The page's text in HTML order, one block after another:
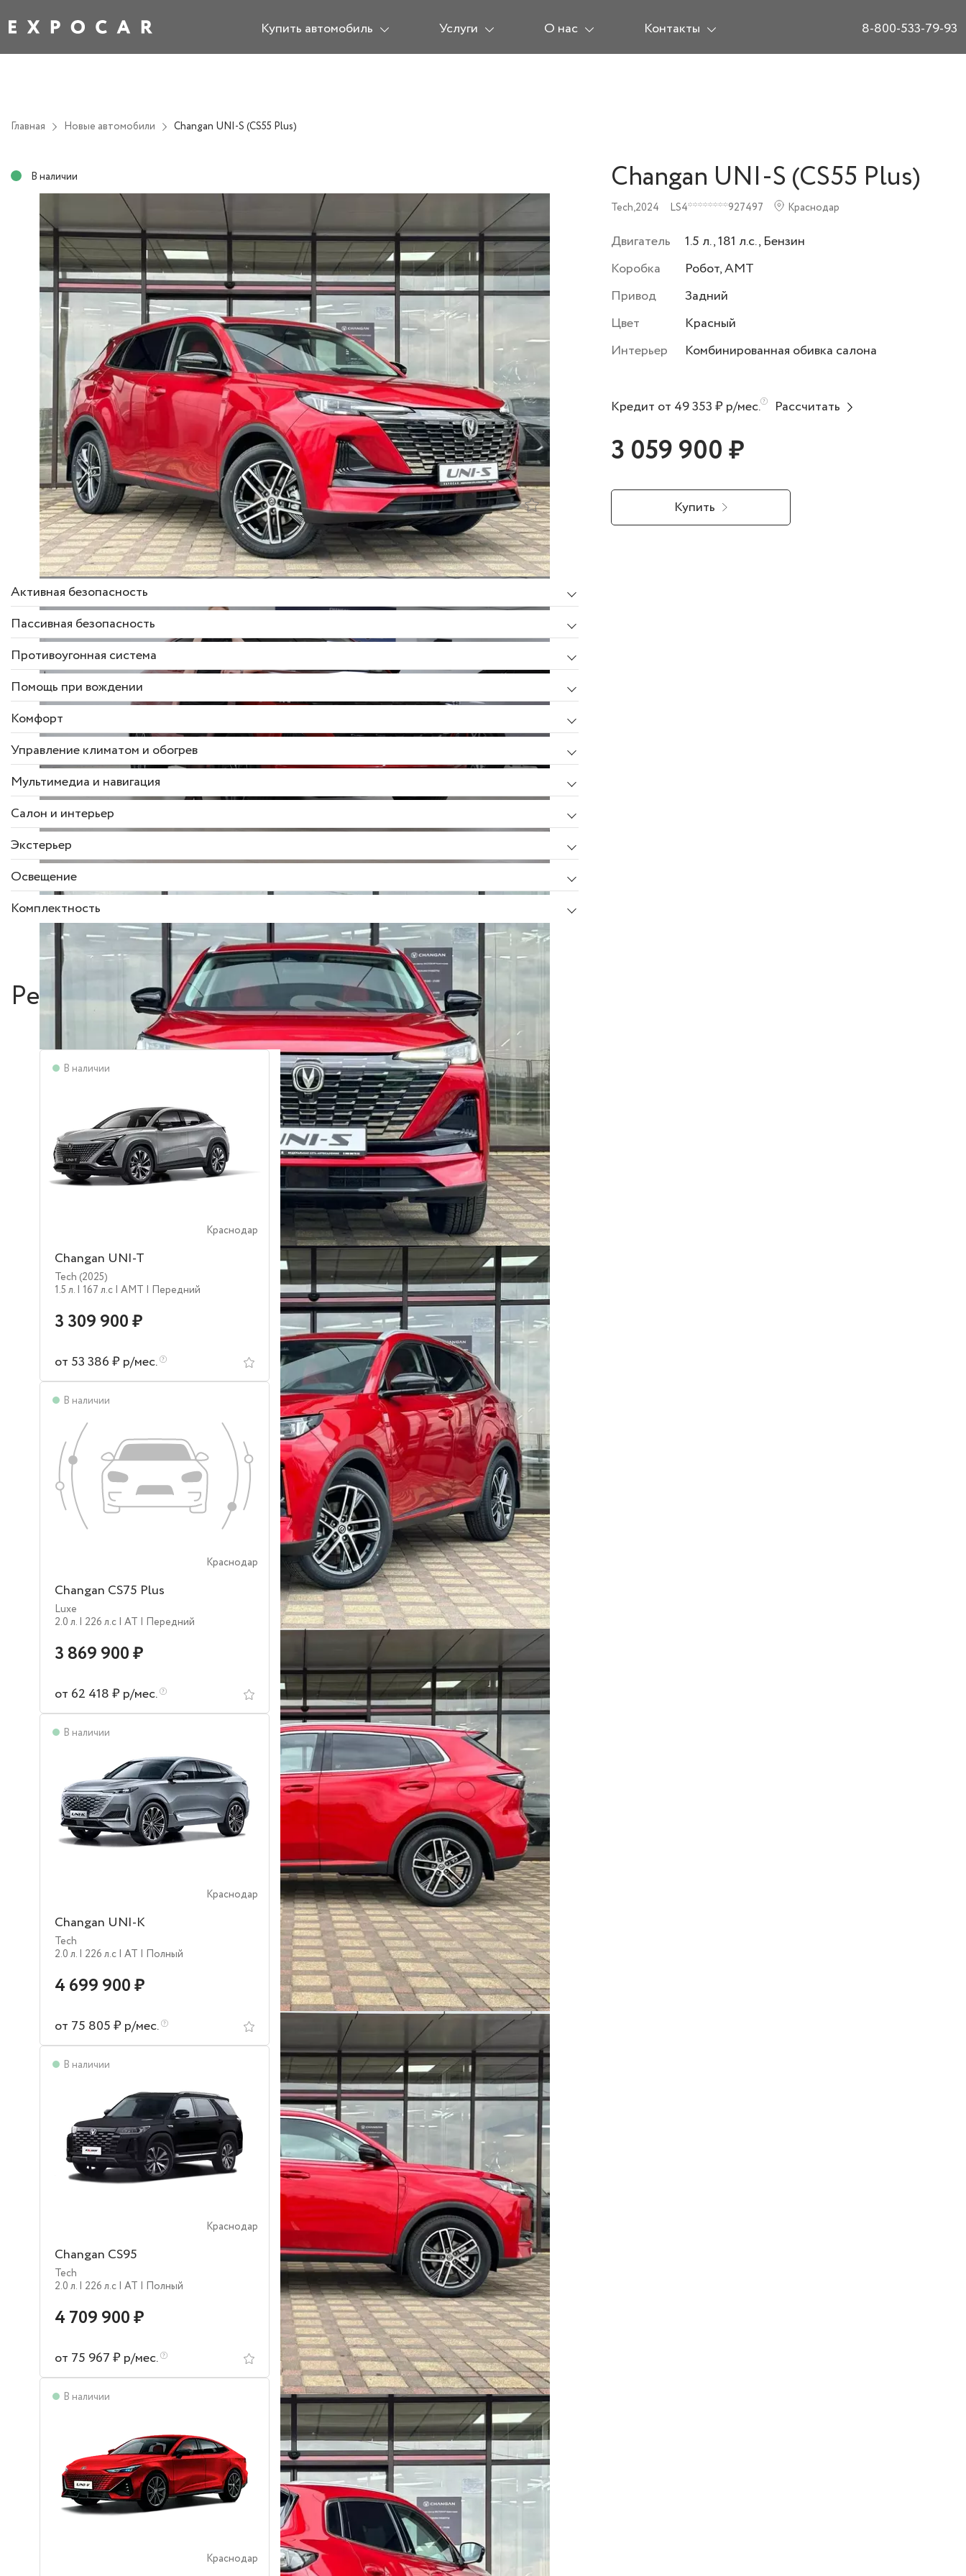
Купить автомобиль Услуги О нас Контакты 8-800-533-79-93
Главная Новые автомобили Changan UNI-S (CS55 Plus)
В наличии
Описание комплектации
Активная безопасность
Пассивная безопасность
Противоугонная система
Помощь при вождении
Комфорт
Управление климатом и обогрев
Мультимедиа и навигация
Салон и интерьер
Экстерьер
Освещение
Комплектность
Changan UNI-S (CS55 Plus)
Tech,2024 LS4********927497 Краснодар
Двигатель
1.5 л., 181 л.с., Бензин
Коробка
Робот, AMT
Привод
Задний
Цвет
Красный
Интерьер
Комбинированная обивка салона
Кредит от 49 353 ₽ р/мес. Рассчитать
3 059 900 ₽
Купить
Рекомендуем
В наличии
Краснодар
Changan UNI-T
Tech (2025)
1.5 л. | 167 л.c | AMT | Передний
3 309 900 ₽
от 53 386 ₽ р/мес.
В наличии
Краснодар
Changan CS75 Plus
Luxe
2.0 л. | 226 л.c | AT | Передний
3 869 900 ₽
от 62 418 ₽ р/мес.
В наличии
Краснодар
Changan UNI-K
Tech
2.0 л. | 226 л.c | AT | Полный
4 699 900 ₽
от 75 805 ₽ р/мес.
В наличии
Краснодар
Changan CS95
Tech
2.0 л. | 226 л.c | AT | Полный
4 709 900 ₽
от 75 967 ₽ р/мес.
В наличии
Краснодар